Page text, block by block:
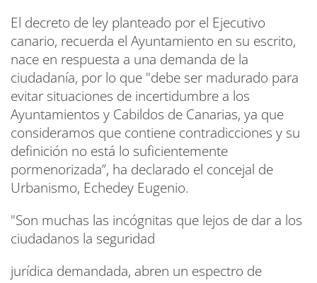
El decreto de ley planteado por el Ejecutivo
canario, recuerda el Ayuntamiento en su escrito,
nace en respuesta a una demanda de la
ciudadanía, por lo que "debe ser madurado para
evitar situaciones de incertidumbre a los
Ayuntamientos y Cabildos de Canarias, ya que
consideramos que contiene contradicciones y su
definición no está lo suficientemente
pormenorizada”, ha declarado el concejal de
Urbanismo, Echedey Eugenio.
"Son muchas las incógnitas que lejos de dar a los
ciudadanos la seguridad
jurídica demandada, abren un espectro de